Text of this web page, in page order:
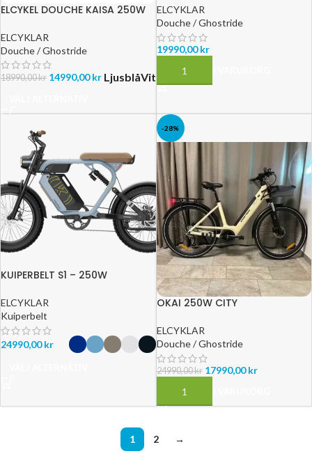
ELCYKEL DOUCHE KAISA 250W
ELCYKLAR
Douche / Ghostride
18990,00kr 14990,00kr LjusblåVit
RÄCKVIDD 100KM
ELCYKLAR
Douche / Ghostride
19990,00kr
LÄGG TILL I VARUKORG
KUIPERBELT S1 – 250W
ELCYKLAR
Kuiperbelt
24990,00kr
-28%
OKAI 250W CITY
ELCYKLAR
Douche / Ghostride
24990,00kr 17990,00kr
LÄGG TILL I VARUKORG
1 2 →